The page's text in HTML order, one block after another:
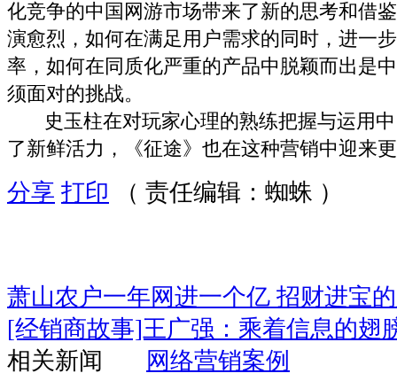
化竞争的中国网游市场带来了新的思考和借
演愈烈，如何在满足用户需求的同时，进一
率，如何在同质化严重的产品中脱颖而出是
须面对的挑战。
史玉柱在对玩家心理的熟练把握与运用中
了新鲜活力，《征途》也在这种营销中迎来
分享 打印 （ 责任编辑：蜘蛛 ）
萧山农户一年网进一个亿 招财进宝
[经销商故事]王广强：乘着信息的翅
相关新闻
网络营销案例